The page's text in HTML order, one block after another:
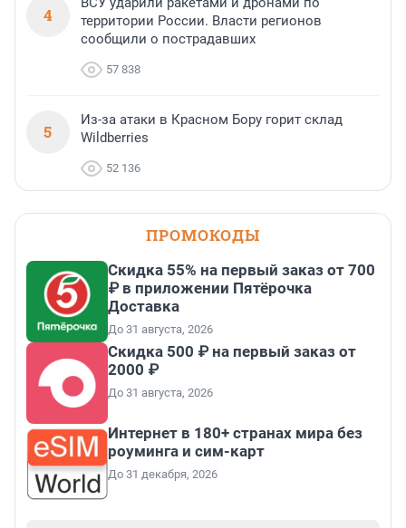
4
территории России. Власти регионов
сообщили о пострадавших
57 838
5
Из-за атаки в Красном Бору горит склад
Wildberries
52 136
ПРОМОКОДЫ
Скидка 55% на первый заказ от 700
₽ в приложении Пятёрочка
Доставка
До 31 августа, 2026
Скидка 500 ₽ на первый заказ от
2000 ₽
До 31 августа, 2026
Интернет в 180+ странах мира без
роуминга и сим-карт
До 31 декабря, 2026